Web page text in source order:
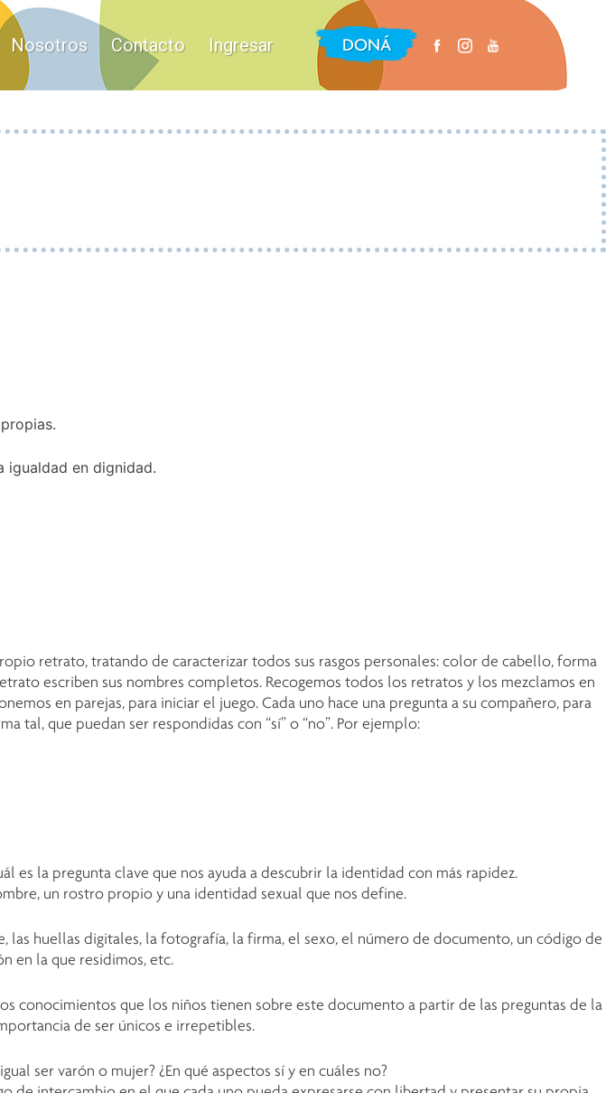
Nosotros Contacto Ingresar DONÁ
igualdad en dignidad.
retrato, tratando de caracterizar todos sus rasgos personales: color de cabello, forma
escriben sus nombres completos. Recogemos todos los retratos y los mezclamos en
en parejas, para iniciar el juego. Cada uno hace una pregunta a su compañero, para
tal, que puedan ser respondidas con “sí” o “no”. Por ejemplo:
la pregunta clave que nos ayuda a descubrir la identidad con más rapidez.
un rostro propio y una identidad sexual que nos define.
huellas digitales, la fotografía, la firma, el sexo, el número de documento, un código de
en la que residimos, etc.
conocimientos que los niños tienen sobre este documento a partir de las preguntas de la
de ser únicos e irrepetibles.
ser varón o mujer? ¿En qué aspectos sí y en cuáles no?